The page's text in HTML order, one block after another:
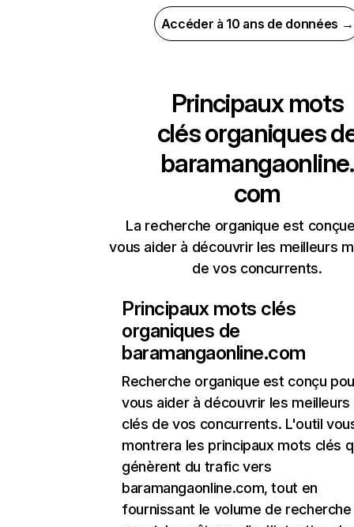
Accéder à 10 ans de données →
Principaux mots
clés organiques
baramangaonline.
com
La recherche organique est
vous aider à découvrir les meilleurs
de vos concurrents.
Principaux mots clés
organiques de
baramangaonline.com
Recherche organique est conçu
vous aider à découvrir les
clés de vos concurrents. L'outil
montrera les principaux mots clés
génèrent du trafic vers
baramangaonline.com, tout en
fournissant le volume de recherche